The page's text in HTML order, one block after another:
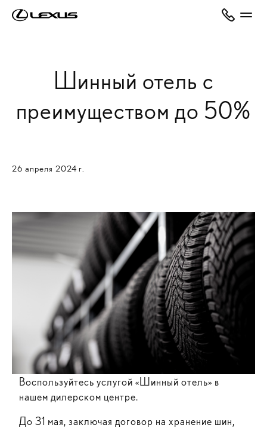
Шинный отель с
преимуществом до 50%
26 апреля 2024 г.
Воспользуйтесь услугой «Шинный отель» в
нашем дилерском центре.
До 31 мая, заключая договор на хранение шин,